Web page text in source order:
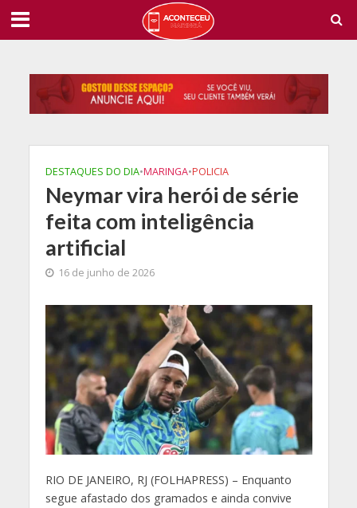
DESTAQUES DO DIA•MARINGA•POLICIA
Neymar vira herói de série
feita com inteligência
artificial
16 de junho de 2026
RIO DE JANEIRO, RJ (FOLHAPRESS) – Enquanto
segue afastado dos gramados e ainda convive